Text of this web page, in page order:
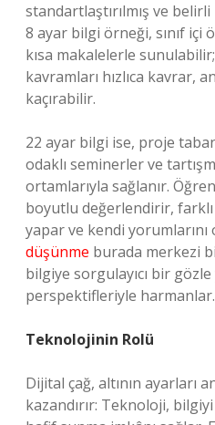
standartlaştırılmış ve
8 ayar bilgi örneği, sınıf içi
kısa makalelerle
kavramları hızlıca kavrar,
kaçırabilir.
22 ayar bilgi ise, proje
odaklı seminerler ve
ortamlarıyla sağlanır.
boyutlu değerlendirir,
yapar ve kendi
düşünme burada merkezi
bilgiye sorgulayıcı bir
perspektifleriyle harmanlar.
Teknolojinin Rolü
Dijital çağ, altının ayarları
kazandırır: Teknoloji,